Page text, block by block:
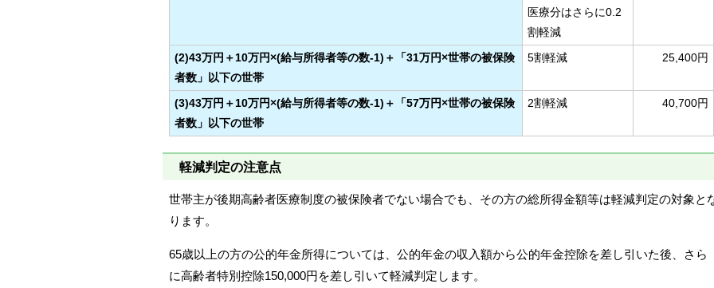
医療分はさらに0.2
割軽減
(2)43万円＋10万円×(給与所得者等の数-1)＋「31万円×世帯の被保険
者数」以下の世帯
5割軽減 25,400円
(3)43万円＋10万円×(給与所得者等の数-1)＋「57万円×世帯の被保険
者数」以下の世帯
2割軽減 40,700円
軽減判定の注意点
世帯主が後期高齢者医療制度の被保険者でない場合でも、その方の総所得金額等は軽減判定の対象と
ります。
65歳以上の方の公的年金所得については、公的年金の収入額から公的年金控除を差し引いた後、さら
に高齢者特別控除150,000円を差し引いて軽減判定します。